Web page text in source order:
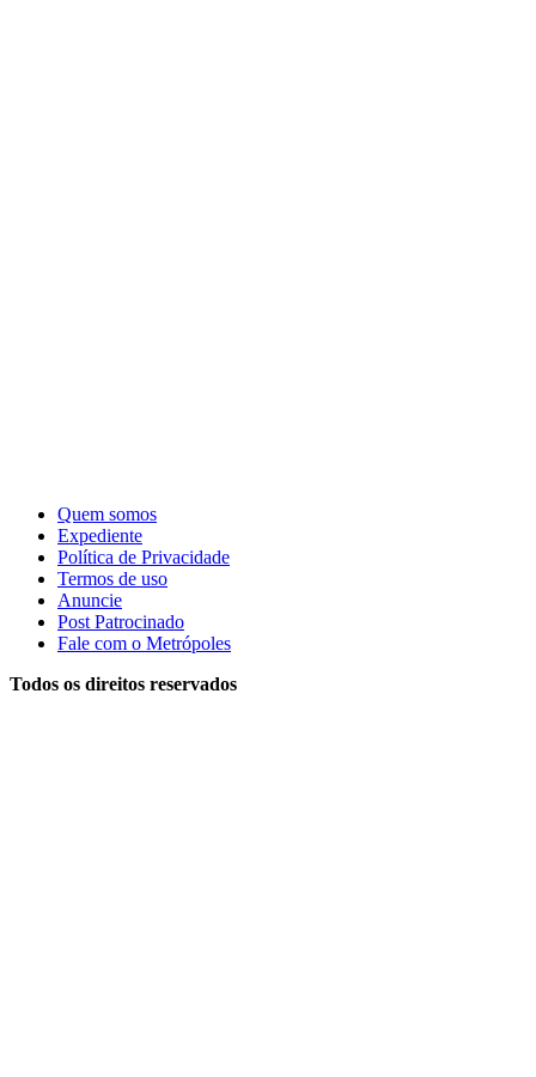
Quem somos
Expediente
Política de Privacidade
Termos de uso
Anuncie
Post Patrocinado
Fale com o Metrópoles
Todos os direitos reservados